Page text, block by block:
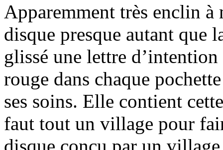
Apparemment très enclin à
disque presque autant que
glissé une lettre
rouge dans chaque
ses soins. Elle contient
faut tout un village pour
disque conçu par un